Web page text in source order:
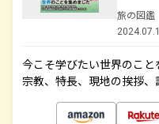
旅の図鑑
今こそ学びたい世界のこと
宗教、特長、現地の挨拶、